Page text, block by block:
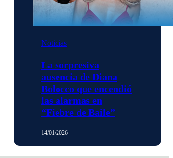
Noticias
La sorpresiva
ausencia de Diana
Bolocco que encendió
las alarmas en
“Fiebre de Baile”
14/01/2026